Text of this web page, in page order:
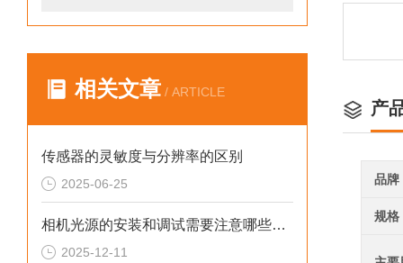
相关文章 / ARTICLE
传感器的灵敏度与分辨率的区别
2025-06-25
相机光源的安装和调试需要注意哪些问题
2025-12-11
产
品牌
规格